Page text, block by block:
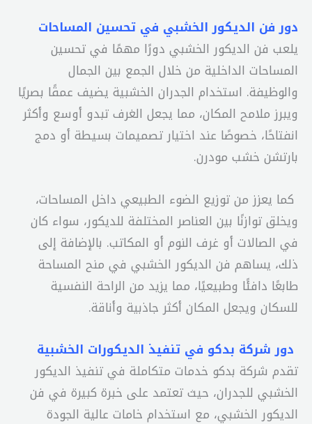
دور فن الديكور الخشبي في تحسين المساحات
يلعب فن الديكور الخشبي دورًا مهمًا في تحسين
المساحات الداخلية من خلال الجمع بين الجمال
والوظيفة. استخدام الجدران الخشبية يضيف عمقًا بصريًا
ويبرز ملامح المكان، مما يجعل الغرف تبدو أوسع وأكثر
انفتاحًا، خصوصًا عند اختيار تصميمات بسيطة أو دمج
بارتشن خشب مودرن.
كما يعزز من توزيع الضوء الطبيعي داخل المساحات،
ويخلق توازنًا بين العناصر المختلفة للديكور، سواء كان
في الصالات أو غرف النوم أو المكاتب. بالإضافة إلى
ذلك، يساهم فن الديكور الخشبي في منح المساحة
طابعًا دافئًا وطبيعيًا، مما يزيد من الراحة النفسية
للسكان ويجعل المكان أكثر جاذبية وأناقة.
دور شركة بدكو في تنفيذ الديكورات الخشبية
تقدم شركة بدكو خدمات متكاملة في تنفيذ الديكور
الخشبي للجدران، حيث تعتمد على خبرة كبيرة في فن
الديكور الخشبي، مع استخدام خامات عالية الجودة